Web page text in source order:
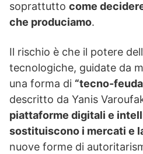
soprattutto come
che produciamo.
Il rischio è che il potere
tecnologiche, guidate da
una forma di “tecno-
descritto da Yanis
piattaforme digitali e
sostituiscono i mercati e
nuove forme di